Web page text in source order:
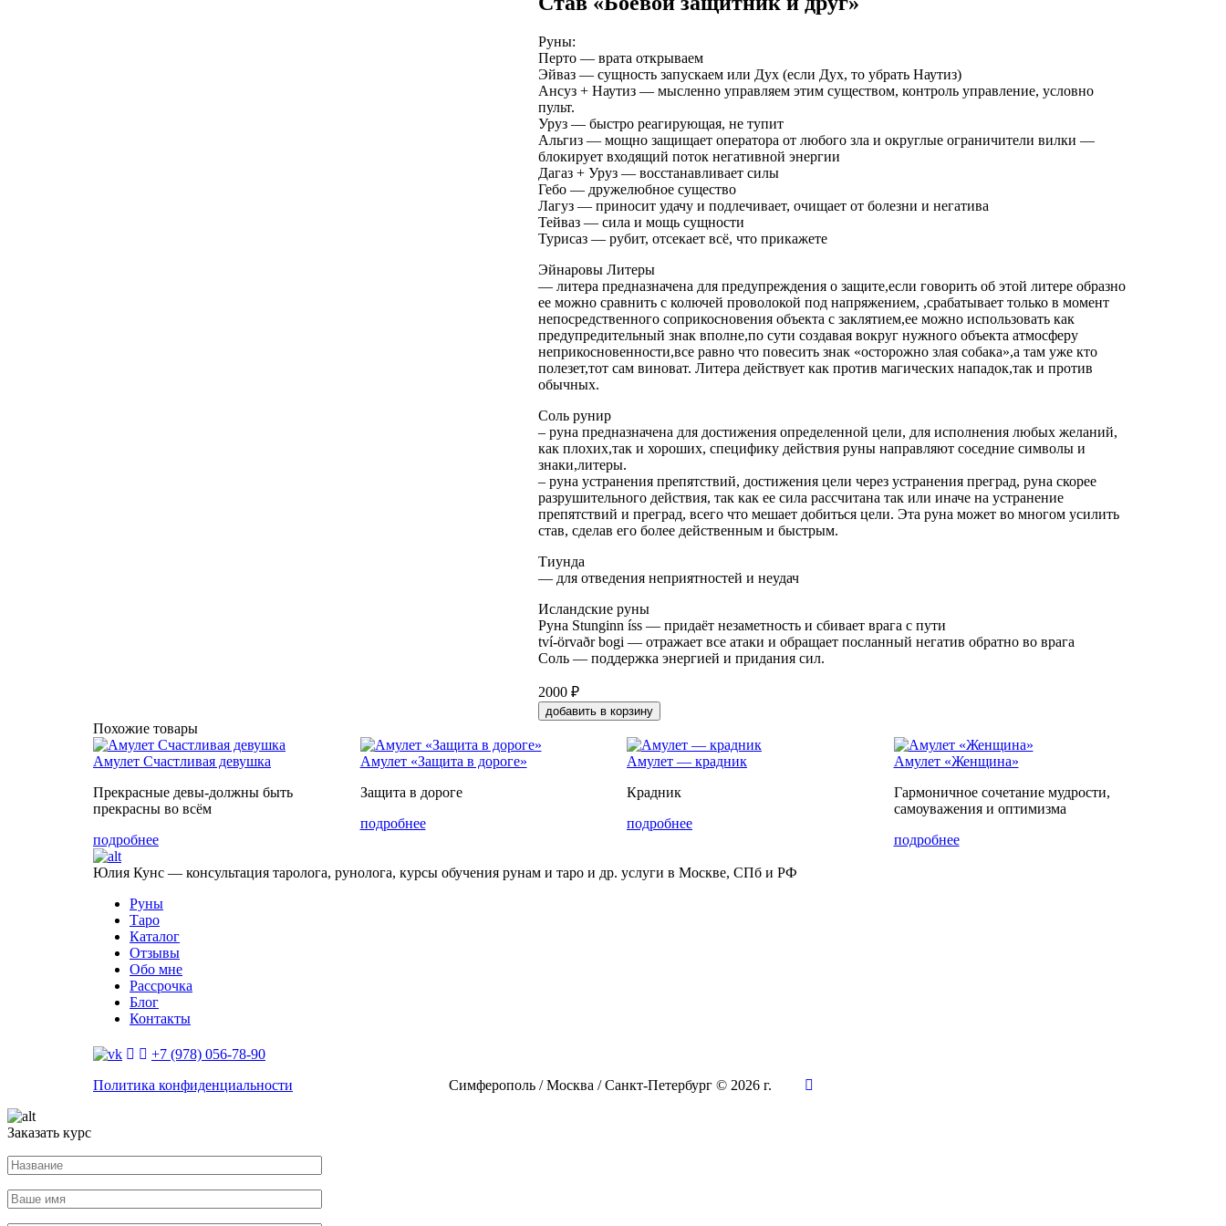
Руны:
Перто — врата открываем
Эйваз — сущность запускаем или Дух (если Дух, то убрать Наутиз)
Ансуз + Наутиз — мысленно управляем этим существом, контроль управление, условно
пульт.
Уруз — быстро реагирующая, не тупит
Альгиз — мощно защищает оператора от любого зла и округлые ограничители вилки —
блокирует входящий поток негативной энергии
Дагаз + Уруз — восстанавливает силы
Гебо — дружелюбное существо
Лагуз — приносит удачу и подлечивает, очищает от болезни и негатива
Тейваз — сила и мощь сущности
Турисаз — рубит, отсекает всё, что прикажете
Эйнаровы Литеры
— литера предназначена для предупреждения о защите,если говорить об этой литере образно
ее можно сравнить с колючей проволокой под напряжением, ,срабатывает только в момент
непосредственного соприкосновения объекта с заклятием,ее можно использовать как
предупредительный знак вполне,по сути создавая вокруг нужного объекта атмосферу
неприкосновенности,все равно что повесить знак «осторожно злая собака»,а там уже кто
полезет,тот сам виноват. Литера действует как против магических нападок,так и против
обычных.
Соль рунир
– руна предназначена для достижения определенной цели, для исполнения любых желаний,
как плохих,так и хороших, специфику действия руны направляют соседние символы и
знаки,литеры.
– руна устранения препятствий, достижения цели через устранения преград, руна скорее
разрушительного действия, так как ее сила рассчитана так или иначе на устранение
препятствий и преград, всего что мешает добиться цели. Эта руна может во многом усилить
став, сделав его более действенным и быстрым.
Тиунда
— для отведения неприятностей и неудач
Исландские руны
Руна Stunginn íss — придаёт незаметность и сбивает врага с пути
tví-örvaðr bogi — отражает все атаки и обращает посланный негатив обратно во врага
Соль — поддержка энергией и придания сил.
2000 ₽
добавить в корзину
Похожие товары
Амулет Счастливая девушка
Прекрасные девы-должны быть
прекрасны во всём
подробнее
Амулет «Защита в дороге»
Защита в дороге
подробнее
Амулет — крадник
Крадник
подробнее
Амулет «Женщина»
Гармоничное сочетание мудрости,
самоуважения и оптимизма
подробнее
Юлия Кунс — консультация таролога, рунолога, курсы обучения рунам и таро и др. услуги в Москве, СПб и РФ
Руны
Таро
Каталог
Отзывы
Обо мне
Рассрочка
Блог
Контакты
+7 (978) 056-78-90
Политика конфиденциальности
Симферополь / Москва / Санкт-Петербург © 2026 г.
Заказать курс